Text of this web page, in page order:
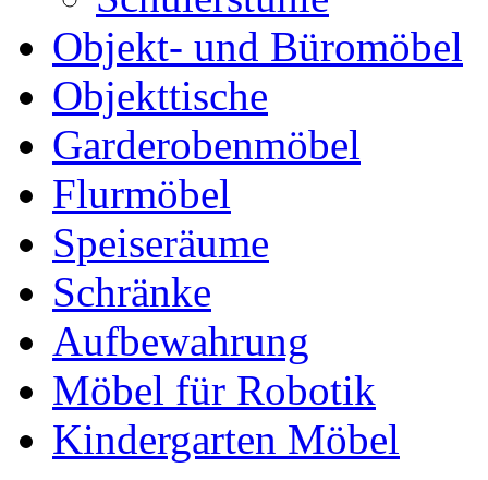
Objekt- und Büromöbel
Objekttische
Garderobenmöbel
Flurmöbel
Speiseräume
Schränke
Aufbewahrung
Möbel für Robotik
Kindergarten Möbel